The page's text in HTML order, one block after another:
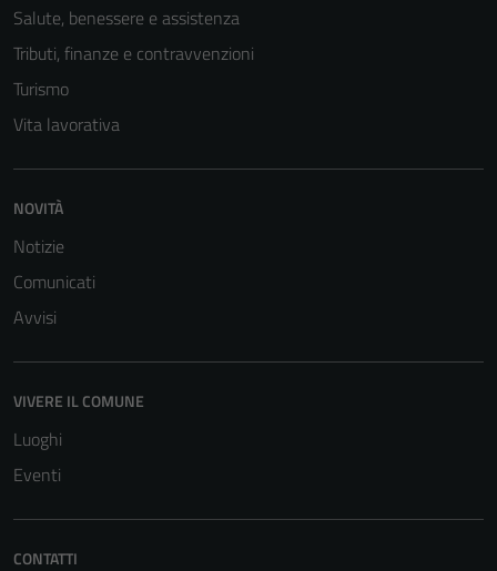
Salute, benessere e assistenza
Tributi, finanze e contravvenzioni
Turismo
Vita lavorativa
NOVITÀ
Notizie
Comunicati
Avvisi
VIVERE IL COMUNE
Luoghi
Eventi
CONTATTI
per il